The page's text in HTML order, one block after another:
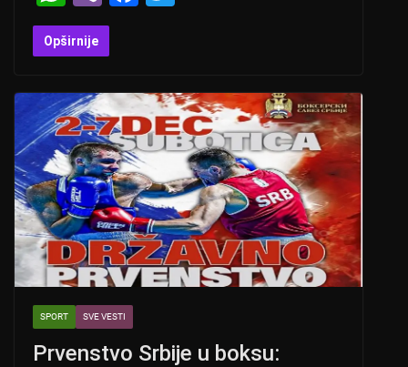
h
at
A
p
p
b
er
b
o
o
k
Opširnije
SPORT SVE VESTI
Prvenstvo Srbije u boksu: